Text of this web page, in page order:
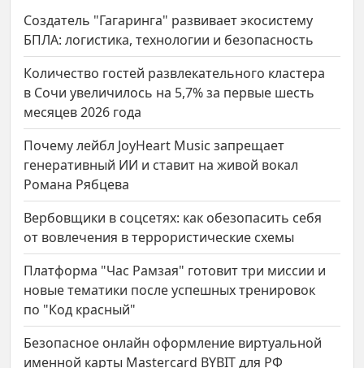
Создатель "Гагаринга" развивает экосистему
БПЛА: логистика, технологии и безопасность
Количество гостей развлекательного кластера
в Сочи увеличилось на 5,7% за первые шесть
месяцев 2026 года
Почему лейбл JoyHeart Music запрещает
генеративный ИИ и ставит на живой вокал
Романа Рябцева
Вербовщики в соцсетях: как обезопасить себя
от вовлечения в террористические схемы
Платформа "Час Рамзая" готовит три миссии и
новые тематики после успешных тренировок
по "Код красный"
Безопасное онлайн оформление виртуальной
именной карты Mastercard BYBIT для РФ